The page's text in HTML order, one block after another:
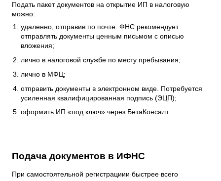
Подать пакет документов на открытие ИП в налоговую
можно:
удаленно, отправив по почте. ФНС рекомендует
отправлять документы ценным письмом с описью
вложения;
лично в налоговой службе по месту пребывания;
лично в МФЦ;
отправить документы в электронном виде. Потребуется
усиленная квалифицированная подпись (ЭЦП);
оформить ИП «под ключ» через БетаКонсалт.
Подача документов в ИФНС
При самостоятельной регистрациии быстрее всего